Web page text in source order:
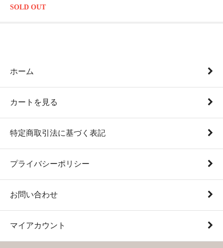
SOLD OUT
ホーム
カートを見る
特定商取引法に基づく表記
プライバシーポリシー
お問い合わせ
マイアカウント